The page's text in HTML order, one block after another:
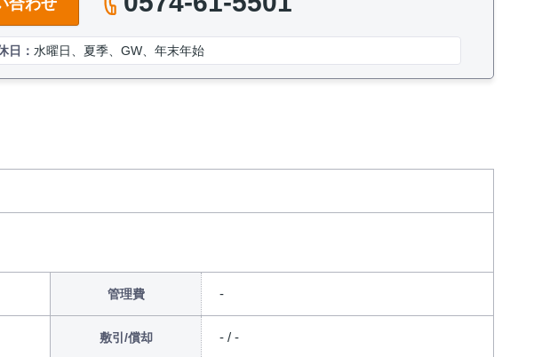
合わせ
日： 水曜日、夏季、GW、年末年始
管理費
敷引/償却 - / -